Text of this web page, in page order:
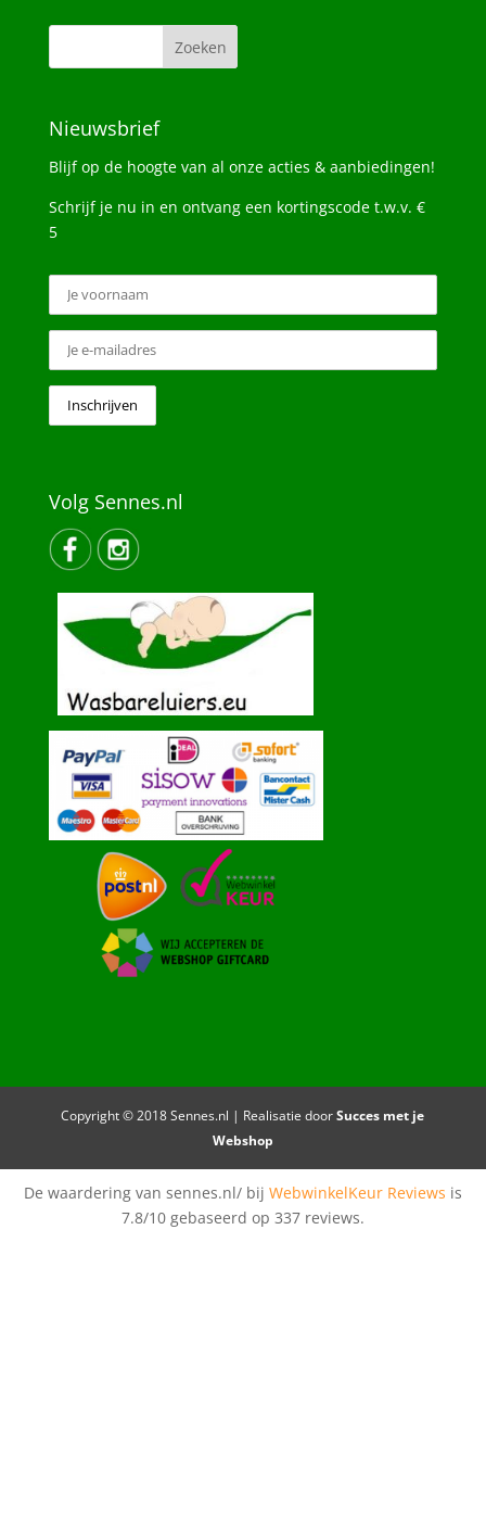
Nieuwsbrief
Blijf op de hoogte van al onze acties & aanbiedingen!
Schrijf je nu in en ontvang een kortingscode t.w.v. €
5
Volg Sennes.nl
Copyright © 2018 Sennes.nl | Realisatie doorSucces met je
Webshop
De waardering van sennes.nl/ bij WebwinkelKeur Reviews is
7.8/10 gebaseerd op 337 reviews.